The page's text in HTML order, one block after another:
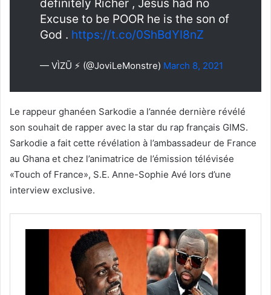
definitely Richer , Jesus had no
Excuse to be POOR he is the son of
God . https://t.co/0ShBdYI8nZ
— VÌZŪ ⚡️ (@JoviLeMonstre) March 8, 2021
Le rappeur ghanéen Sarkodie a l’année dernière révélé
son souhait de rapper avec la star du rap français GIMS.
Sarkodie a fait cette révélation à l’ambassadeur de France
au Ghana et chez l’animatrice de l’émission télévisée
«Touch of France», S.E. Anne-Sophie Avé lors d’une
interview exclusive.